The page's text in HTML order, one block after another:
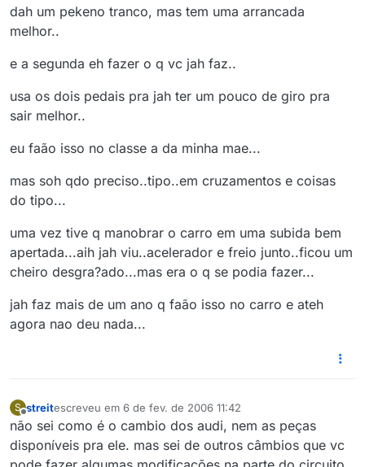
dah um pekeno tranco, mas tem uma arrancada
melhor..
e a segunda eh fazer o q vc jah faz..
usa os dois pedais pra jah ter um pouco de giro pra
sair melhor..
eu faão isso no classe a da minha mae...
mas soh qdo preciso..tipo..em cruzamentos e coisas
do tipo...
uma vez tive q manobrar o carro em uma subida bem
apertada...aih jah viu..acelerador e freio junto..ficou um
cheiro desgra?ado...mas era o q se podia fazer...
jah faz mais de um ano q faão isso no carro e ateh
agora nao deu nada...
S
Offline
streitescreveu em 6 de fev. de 2006 11:42
última edição por
não sei como é o cambio dos audi, nem as peças
disponíveis pra ele. mas sei de outros câmbios que vc